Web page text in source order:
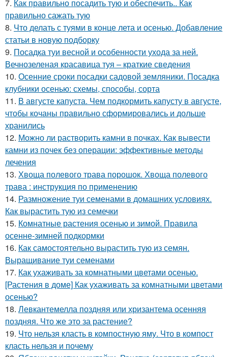
7. Как правильно посадить тую и обеспечить.. Как
правильно сажать тую
8. Что делать с туями в конце лета и осенью. Добавление
статьи в новую подборку
9. Посадка туи весной и особенности ухода за ней.
Вечнозеленая красавица туя – краткие сведения
10. Осенние сроки посадки садовой земляники. Посадка
клубники осенью: схемы, способы, сорта
11. В августе капуста. Чем подкормить капусту в августе,
чтобы кочаны правильно сформировались и дольше
хранились
12. Можно ли растворить камни в почках. Как вывести
камни из почек без операции: эффективные методы
лечения
13. Хвоща полевого трава порошок. Хвоща полевого
трава : инструкция по применению
14. Размножение туи семенами в домашних условиях.
Как вырастить тую из семечки
15. Комнатные растения осенью и зимой. Правила
осенне-зимней подкормки
16. Как самостоятельно вырастить тую из семян.
Выращивание туи семенами
17. Как ухаживать за комнатными цветами осенью.
[Растения в доме] Как ухаживать за комнатными цветами
осенью?
18. Левкантемелла поздняя или хризантема осенняя
поздняя. Что же это за растение?
19. Что нельзя класть в компостную яму. Что в компост
класть нельзя и почему